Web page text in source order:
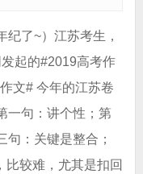
了~）江苏考生，
起的#2019高考作
文# 今年的江苏卷
一句：讲个性；第
句：关键是整合；
比较难，尤其是扣回